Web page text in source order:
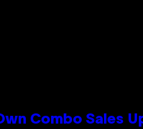
Combo Sales